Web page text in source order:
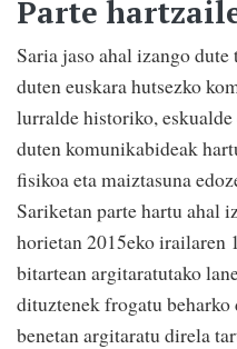
Parte
Saria jaso ahal izango
duten euskara hutsezko
lurralde historiko,
duten komunikabideak
fisikoa eta maiztasuna
Sariketan parte hartu ahal
horietan 2015eko irailaren
bitartean argitaratutako
dituztenek frogatu
benetan argitaratu direla